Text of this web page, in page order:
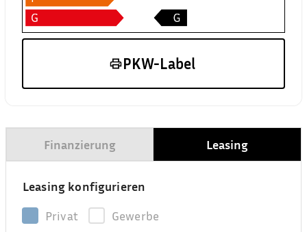
PKW-Label
Finanzierung Leasing
Leasing konfigurieren
Privat
Gewerbe